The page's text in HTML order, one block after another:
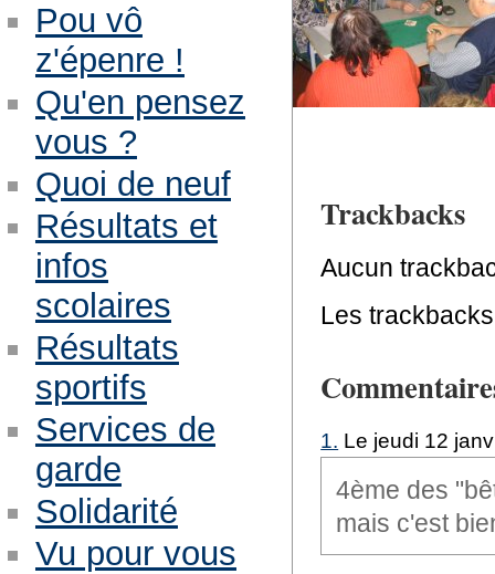
Trackbacks
Aucun
Les
1. Le jeudi 12
4ème des
mais c'est
Pou vô
z'épenre !
Qu'en pensez
vous ?
Quoi de neuf
Résultats et
infos
scolaires
Résultats
sportifs
Services de
garde
Solidarité
Vu pour vous